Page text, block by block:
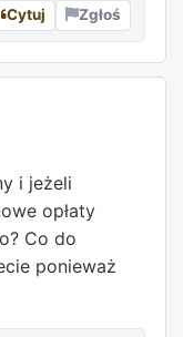
Cytuj Zgłoś
i jeżeli
opłaty
Co do
ponieważ